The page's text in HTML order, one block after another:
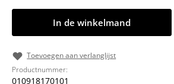
In de winkelmand
Toevoegen aan verlanglijst
Productnummer:
010918170101